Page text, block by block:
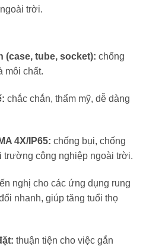
trời.
(case, tube, socket): chống
môi chất.
chắc chắn, thẩm mỹ, dễ dàng
4X/IP65: chống bụi, chống
trường công nghiệp ngoài trời.
nghị cho các ứng dụng rung
nhanh, giúp tăng tuổi thọ
thuận tiện cho việc gắn